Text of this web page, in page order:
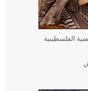
الفلسطينية